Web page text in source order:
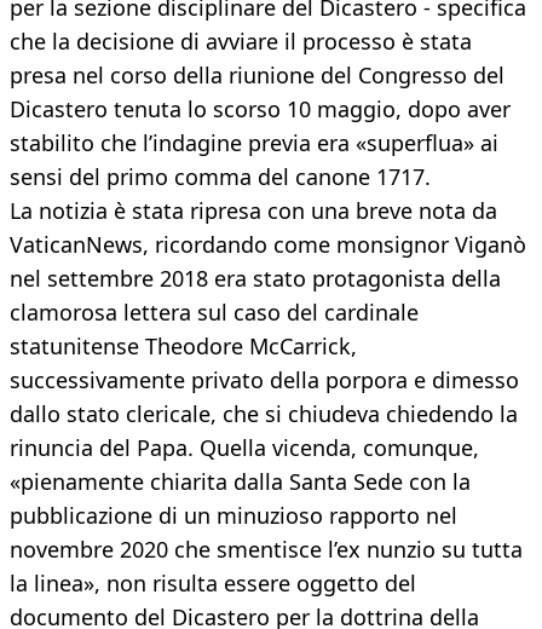
per la sezione disciplinare del Dicastero - specifica
che la decisione di avviare il processo è stata
presa nel corso della riunione del Congresso del
Dicastero tenuta lo scorso 10 maggio, dopo aver
stabilito che l’indagine previa era «superflua» ai
sensi del primo comma del canone 1717.
La notizia è stata ripresa con una breve nota da
VaticanNews, ricordando come monsignor Viganò
nel settembre 2018 era stato protagonista della
clamorosa lettera sul caso del cardinale
statunitense Theodore McCarrick,
successivamente privato della porpora e dimesso
dallo stato clericale, che si chiudeva chiedendo la
rinuncia del Papa. Quella vicenda, comunque,
«pienamente chiarita dalla Santa Sede con la
pubblicazione di un minuzioso rapporto nel
novembre 2020 che smentisce l’ex nunzio su tutta
la linea», non risulta essere oggetto del
documento del Dicastero per la dottrina della